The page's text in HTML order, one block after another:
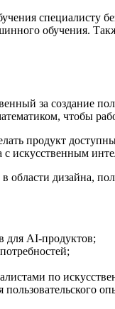
специалисту
обучения.
за создание
чтобы
продукт
искусственным
области дизайна,
для AI-продуктов;
по